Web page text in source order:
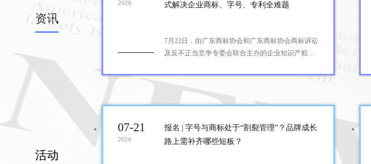
资讯
2026
式解决企业商标、字号、专利全难题
7月22日，由广东商标协会和广东商标协会商标诉讼
及反不正当竞争专委会联合主办的企业知识产权专
活动
07-21
2026
报名 | 字号与商标处于“割裂管理”？品牌成长
路上需补齐哪些短板？